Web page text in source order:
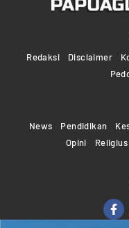
Redaksi Disclaimer
News Pendidikan
Opini
Religius